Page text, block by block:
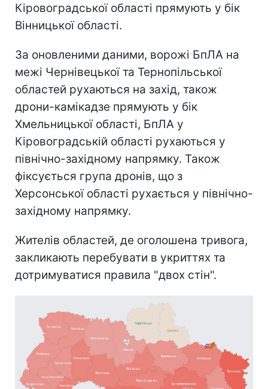
Кіровоградської області прямують у бік
Вінницької області.
За оновленими даними, ворожі БпЛА на
межі Чернівецької та Тернопільської
областей рухаються на захід, також
дрони-камікадзе прямують у бік
Хмельницької області, БпЛА у
Кіровоградській області рухаються у
північно-західному напрямку. Також
фіксується група дронів, що з
Херсонської області рухається у північно-
західному напрямку.
Жителів областей, де оголошена тривога,
закликають перебувати в укриттях та
дотримуватися правила "двох стін".